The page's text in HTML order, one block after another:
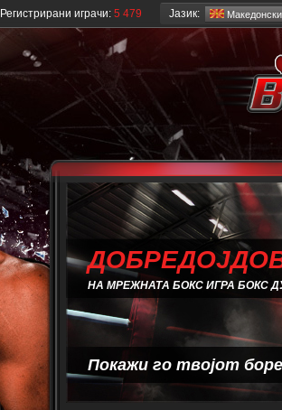
Регистрирани играчи: 5 479 Јазик: Mакедонски
НА МРЕЖНАТА БОКС ИГРА БОКС
Покажи го твојот